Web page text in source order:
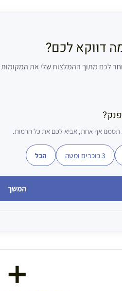
דווקא לכם?
לכם מתוך ההמלצות שלי את
אף אחת, אביא לכם את כל הרמות.
3 כוכבים ומטה הכל
המשך
➕